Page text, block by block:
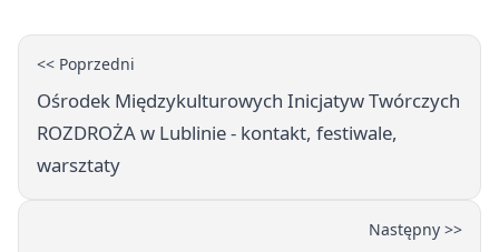
<< Poprzedni
Ośrodek Międzykulturowych Inicjatyw Twórczych
ROZDROŻA w Lublinie - kontakt, festiwale,
warsztaty
Następny >>